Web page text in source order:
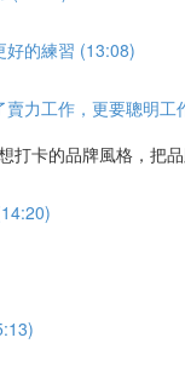
好的練習 (13:08)
力工作，更要聰明工
打卡的品牌風格，把